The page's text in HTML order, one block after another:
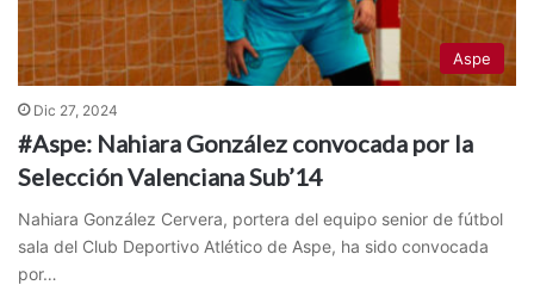
Aspe
Dic 27, 2024
#Aspe: Nahiara González convocada por la
Selección Valenciana Sub’14
Nahiara González Cervera, portera del equipo senior de fútbol
sala del Club Deportivo Atlético de Aspe, ha sido convocada
por…